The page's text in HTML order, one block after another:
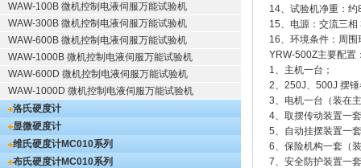
WAW-100B 微机控制电液伺服万能试验机
WAW-300B 微机控制电液伺服万能试验机
WAW-600B 微机控制电液伺服万能试验机
WAW-1000B 微机控制电液伺服万能试验机
WAW-600D 微机控制电液伺服万能试验机
WAW-1000D 微机控制电液伺服万能试验机
洛氏硬度计
显微硬度计
维氏硬度计MC010系列
布氏硬度计MC010系列
14、试验机净重：约
15、电源：交流三
16、环境条件：周
YRW-500Z主要配置
1、主机一台；
2、250J、500J 摆
3、电机一台（装在
4、取摆传动装置一
5、自动挂摆装置一
6、保险机构一套（
7、安全防护装置一